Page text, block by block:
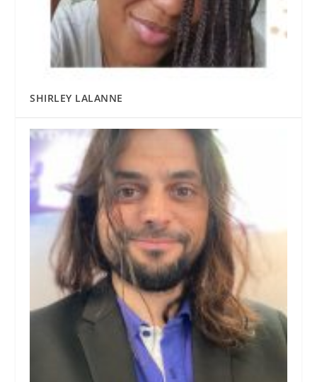
SHIRLEY LALANNE